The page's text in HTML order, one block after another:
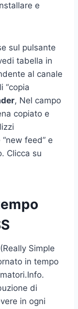
e
sul pulsante
tabella in
al canale
“copia
, Nel campo
copiato e
feed” e
Clicca su
Simple
in tempo
di
in ogni